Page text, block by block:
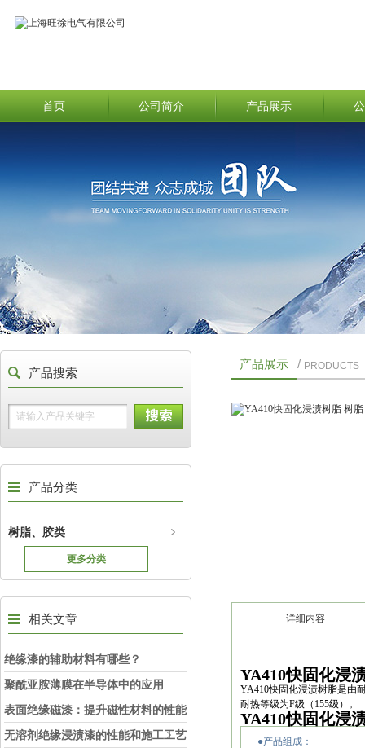
首页 公司简介 产品展示
产品搜索
产品分类
树脂、胶类
更多分类
相关文章
绝缘漆的辅助材料有哪些？
聚酰亚胺薄膜在半导体中的应用
表面绝缘磁漆：提升磁性材料的性能
无溶剂绝缘浸渍漆的性能和施工工艺
产品展示 / PRODUCTS
详细内容
YA410快固化浸
YA410快固化浸渍树脂是由
耐热等级为F级（155级）。
YA410快固化浸
●产品组成：